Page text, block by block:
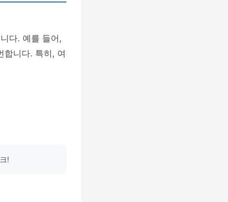
다. 예를 들어,
합니다. 특히, 여
!